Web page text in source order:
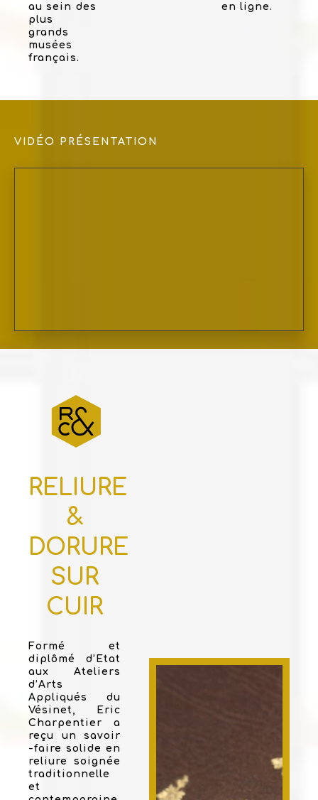
au sein des
plus
grands
musées
français.
en ligne.
VIDÉO PRÉSENTATION
RELIURE
&
DORURE
SUR
CUIR
Formé et
diplômé d’Etat
aux Ateliers
d’Arts
Appliqués du
Vésinet, Eric
Charpentier a
reçu un savoir
-faire solide en
reliure soignée
traditionnelle
et